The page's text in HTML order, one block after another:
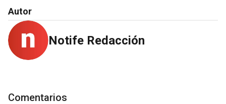
Autor
Notife Redacción
Comentarios